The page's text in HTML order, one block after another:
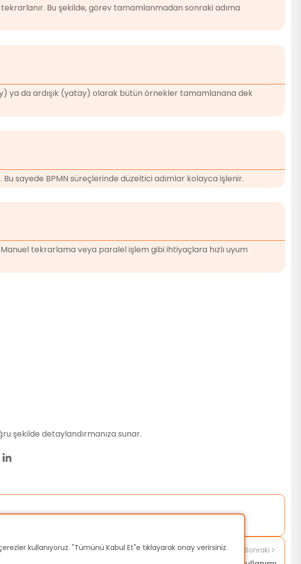
Bu şekilde, görev tamamlanmadan sonraki adıma
ya da ardışık (yatay) olarak bütün örnekler tamamlanana dek
sayede BPMN süreçlerinde düzeltici adımlar kolayca işlenir.
tekrarlama veya paralel işlem gibi ihtiyaçlara hızlı uyum
şekilde detaylandırmanıza sunar.
Sonraki
kullanıyoruz. "Tümünü Kabul Et"e tıklayarak onay verirsiniz.